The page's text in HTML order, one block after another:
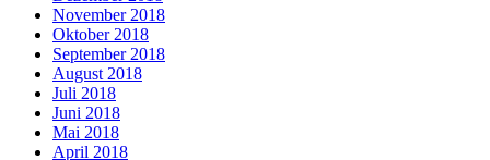
November 2018
Oktober 2018
September 2018
August 2018
Juli 2018
Juni 2018
Mai 2018
April 2018